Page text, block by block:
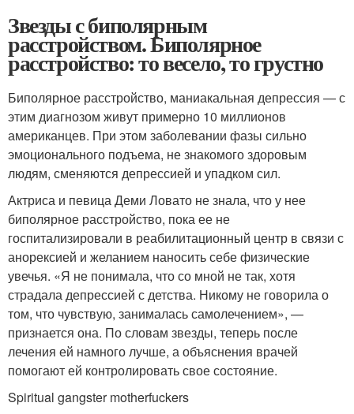
Звезды с биполярным
расстройством. Биполярное
расстройство: то весело, то грустно
Биполярное расстройство, маниакальная депрессия — с
этим диагнозом живут примерно 10 миллионов
американцев. При этом заболевании фазы сильно
эмоционального подъема, не знакомого здоровым
людям, сменяются депрессией и упадком сил.
Актриса и певица Деми Ловато не знала, что у нее
биполярное расстройство, пока ее не
госпитализировали в реабилитационный центр в связи с
анорексией и желанием наносить себе физические
увечья. «Я не понимала, что со мной не так, хотя
страдала депрессией с детства. Никому не говорила о
том, что чувствую, занималась самолечением», —
признается она. По словам звезды, теперь после
лечения ей намного лучше, а объяснения врачей
помогают ей контролировать свое состояние.
Spiritual gangster motherfuckers